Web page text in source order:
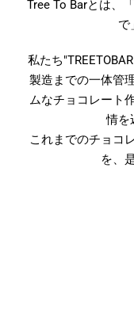
Tree To Barとは、
で
私たち
製造までの一体管
ムなチョコレート
情を
これまでのチョコ
を、